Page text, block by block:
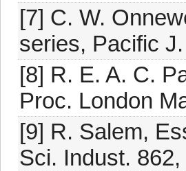
[7] C. W.
series, Pacific
[8] R. E. A. C.
Proc. London
[9] R. Salem,
Sci. Indust.